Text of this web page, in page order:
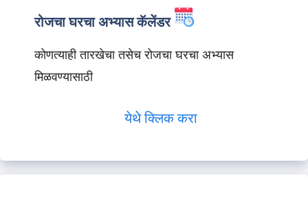
रोजचा घरचा अभ्यास कॅलेंडर
कोणत्याही तारखेचा तसेच रोजचा घरचा अभ्यास
मिळवण्यासाठी
येथे क्लिक करा